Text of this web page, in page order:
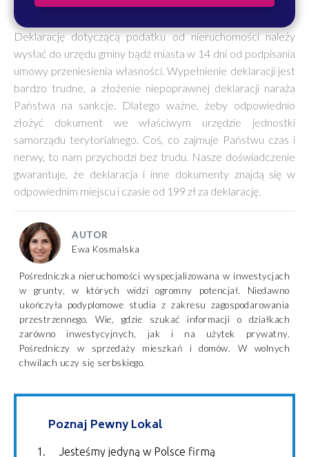
Deklarację dotyczącą podatku od nieruchomości należy
wysłać do urzędu gminy bądź miasta w 14 dni od podpisania
umowy przeniesienia własności. Wypełnienie deklaracji jest
bardzo trudne, a złożenie niepoprawnej deklaracji naraża
Państwa na sankcje. Dlatego ważne, żeby odpowiednio
złożyć dokument we właściwym urzędzie jednostki
samorządu terytorialnego. Coś, co zajmuje Państwu czas i
nerwy, to nam przychodzi bez trudu. Nasze doświadczenie
gwarantuje, że deklaracja i inne dokumenty znajdą się w
odpowiednim miejscu i czasie od 199 zł za deklarację.
AUTOR
Ewa Kosmalska
Pośredniczka nieruchomości wyspecjalizowana w inwestycjach
w grunty, w których widzi ogromny potencjał. Niedawno
ukończyła podyplomowe studia z zakresu zagospodarowania
przestrzennego. Wie, gdzie szukać informacji o działkach
zarówno inwestycyjnych, jak i na użytek prywatny.
Pośredniczy w sprzedaży mieszkań i domów. W wolnych
chwilach uczy się serbskiego.
Poznaj Pewny Lokal
Jesteśmy jedyną w Polsce firmą